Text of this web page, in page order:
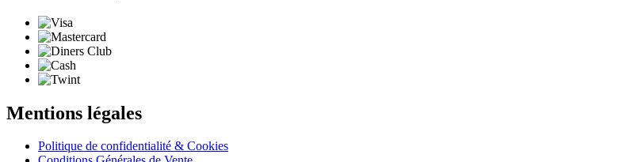
Mentions légales
Politique de confidentialité & Cookies